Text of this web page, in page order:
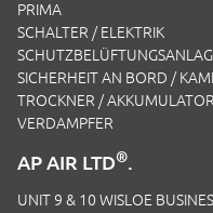
PRIMA
SCHALTER / ELEKTRIK
SICHERHEIT AN BORD /
TROCKNER /
VERDAMPFER
AP AIR LTD®.
UNIT 9 & 10 WISLOE